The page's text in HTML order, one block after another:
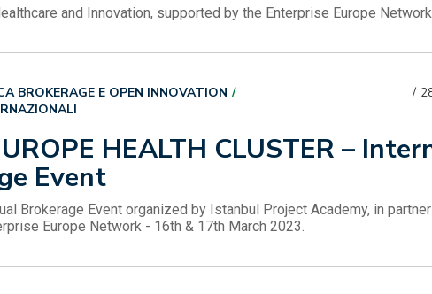
and Innovation, supported by the Enterprise Europe
HEALTH CLUSTER –
Event
BROKERAGE E OPEN INNOVATION
Brokerage Event organized by Istanbul Project Academy, in
Europe Network - 16th & 17th March 2023.